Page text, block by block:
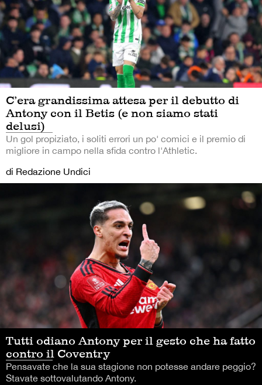
C’era grandissima attesa per il debutto di
Antony con il Betis (e non siamo stati
delusi)
Un gol propiziato, i soliti errori un po' comici e il premio di
migliore in campo nella sfida contro l'Athletic.
di Redazione Undici
Tutti odiano Antony per il gesto che ha fatto
contro il Coventry
Pensavate che la sua stagione non potesse andare peggio?
Stavate sottovalutando Antony.